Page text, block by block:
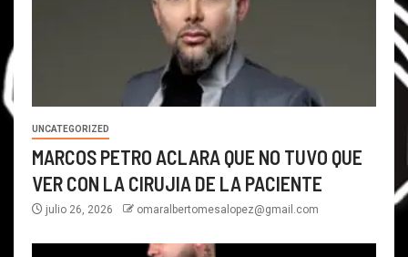
UNCATEGORIZED
MARCOS PETRO ACLARA QUE NO TUVO QUE
VER CON LA CIRUJIA DE LA PACIENTE
julio 26, 2026 omaralbertomesalopez@gmail.com